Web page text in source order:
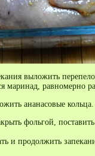
выложить
маринад, равномерно
ананасовые кольца.
фольгой,
и продолжить